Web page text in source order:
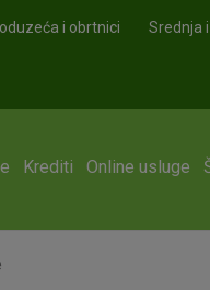
i obrtnici Srednja
Krediti Online usluge